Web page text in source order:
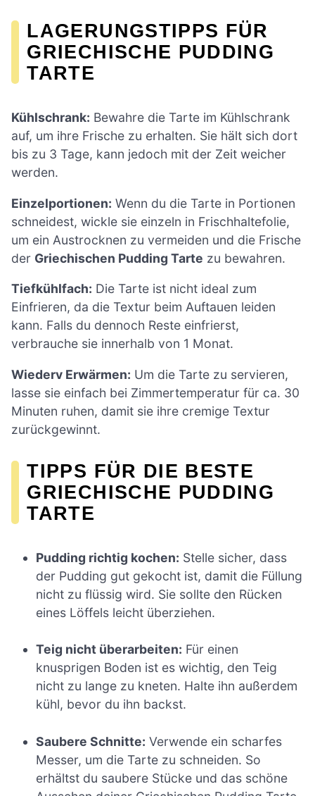
LAGERUNGSTIPPS FÜR
GRIECHISCHE PUDDING
TARTE
Kühlschrank: Bewahre die Tarte im Kühlschrank
auf, um ihre Frische zu erhalten. Sie hält sich dort
bis zu 3 Tage, kann jedoch mit der Zeit weicher
werden.
Einzelportionen: Wenn du die Tarte in Portionen
schneidest, wickle sie einzeln in Frischhaltefolie,
um ein Austrocknen zu vermeiden und die Frische
der Griechischen Pudding Tarte zu bewahren.
Tiefkühlfach: Die Tarte ist nicht ideal zum
Einfrieren, da die Textur beim Auftauen leiden
kann. Falls du dennoch Reste einfrierst,
verbrauche sie innerhalb von 1 Monat.
Wiederv Erwärmen: Um die Tarte zu servieren,
lasse sie einfach bei Zimmertemperatur für ca. 30
Minuten ruhen, damit sie ihre cremige Textur
zurückgewinnt.
TIPPS FÜR DIE BESTE
GRIECHISCHE PUDDING
TARTE
Pudding richtig kochen: Stelle sicher, dass
der Pudding gut gekocht ist, damit die Füllung
nicht zu flüssig wird. Sie sollte den Rücken
eines Löffels leicht überziehen.
Teig nicht überarbeiten: Für einen
knusprigen Boden ist es wichtig, den Teig
nicht zu lange zu kneten. Halte ihn außerdem
kühl, bevor du ihn backst.
Saubere Schnitte: Verwende ein scharfes
Messer, um die Tarte zu schneiden. So
erhältst du saubere Stücke und das schöne